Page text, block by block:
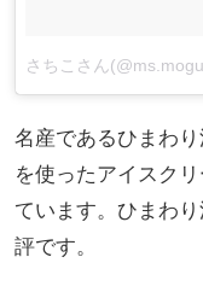
さちこさん
名産であるひまわ
を使ったアイスク
ています。ひまわ
評です。